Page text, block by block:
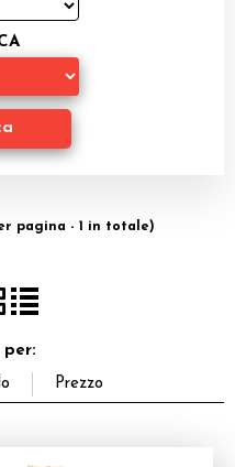
pagina - 1 in totale)
per: